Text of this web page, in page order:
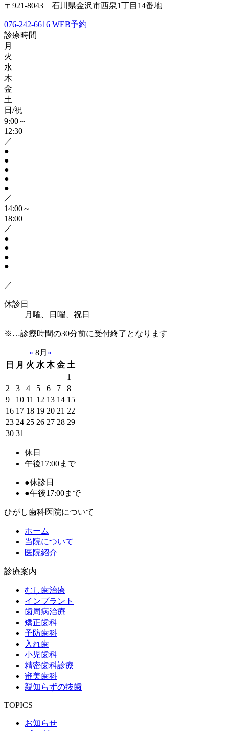
〒921-8043 石川県金沢市西泉1丁目14番地
076-242-6616 WEB予約
診療時間
月
火
水
木
金
土
日/祝
9:00～
12:30
／
●
●
●
●
●
／
14:00～
18:00
／
●
●
●
●
／
休診日
月曜、日曜、祝日
※…診療時間の30分前に受付終了となります
« 8月 »
日
月 火 水 木 金 土
1
2
3 4 5 6 7
8
9
10 11 12 13 14 15
16 17 18 19 20 21 22
23 24 25 26 27 28 29
30 31
休日
午後17:00まで
●休診日
●午後17:00まで
ひがし歯科医院について
ホーム
当院について
医院紹介
診療案内
むし歯治療
インプラント
歯周病治療
矯正歯科
予防歯科
入れ歯
小児歯科
精密歯科診療
審美歯科
親知らずの抜歯
TOPICS
お知らせ